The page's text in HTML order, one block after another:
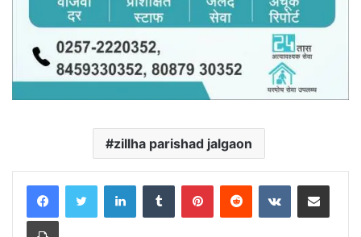
zillha parishad jalgaon
LinkedInTumblr PinterestReddit VKontakteShare via Email
Print